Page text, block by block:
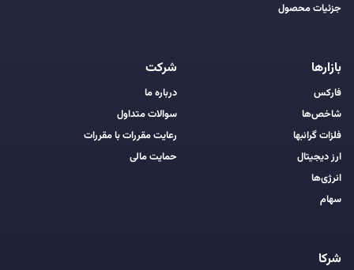
جزئیات محصول
بازارها
فارکس
شاخص‌ها
فلزات گرانبها
ارز دیجیتال
انرژی‌ها
سهام
شرکت
درباره ما
سوالات متداول
رعایت مقررات با مقررات
حمایت مالی
شرکا